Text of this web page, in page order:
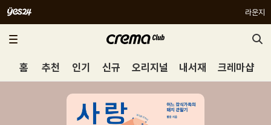
라운지
홈 추천 인기 신규 오리지널 내서재 크레마샵